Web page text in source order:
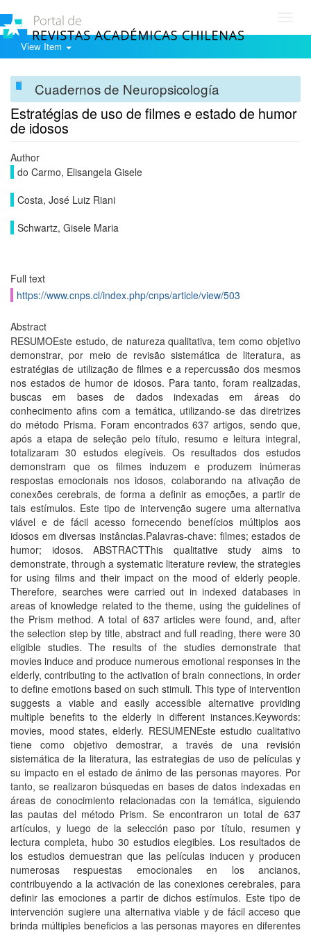
View Item
Cuadernos de Neuropsicología
Estratégias de uso de filmes e estado de humor
de idosos
Author
do Carmo, Elisangela Gisele
Costa, José Luiz Riani
Schwartz, Gisele Maria
Full text
https://www.cnps.cl/index.php/cnps/article/view/503
Abstract
RESUMOEste estudo, de natureza qualitativa, tem como objetivo
demonstrar, por meio de revisão sistemática de literatura, as
estratégias de utilização de filmes e a repercussão dos mesmos
nos estados de humor de idosos. Para tanto, foram realizadas,
buscas em bases de dados indexadas em áreas do
conhecimento afins com a temática, utilizando-se das diretrizes
do método Prisma. Foram encontrados 637 artigos, sendo que,
após a etapa de seleção pelo título, resumo e leitura integral,
totalizaram 30 estudos elegíveis. Os resultados dos estudos
demonstram que os filmes induzem e produzem inúmeras
respostas emocionais nos idosos, colaborando na ativação de
conexões cerebrais, de forma a definir as emoções, a partir de
tais estímulos. Este tipo de intervenção sugere uma alternativa
viável e de fácil acesso fornecendo benefícios múltiplos aos
idosos em diversas instâncias.Palavras-chave: filmes; estados de
humor; idosos. ABSTRACTThis qualitative study aims to
demonstrate, through a systematic literature review, the strategies
for using films and their impact on the mood of elderly people.
Therefore, searches were carried out in indexed databases in
areas of knowledge related to the theme, using the guidelines of
the Prism method. A total of 637 articles were found, and, after
the selection step by title, abstract and full reading, there were 30
eligible studies. The results of the studies demonstrate that
movies induce and produce numerous emotional responses in the
elderly, contributing to the activation of brain connections, in order
to define emotions based on such stimuli. This type of intervention
suggests a viable and easily accessible alternative providing
multiple benefits to the elderly in different instances.Keywords:
movies, mood states, elderly. RESUMENEste estudio cualitativo
tiene como objetivo demostrar, a través de una revisión
sistemática de la literatura, las estrategias de uso de películas y
su impacto en el estado de ánimo de las personas mayores. Por
tanto, se realizaron búsquedas en bases de datos indexadas en
áreas de conocimiento relacionadas con la temática, siguiendo
las pautas del método Prism. Se encontraron un total de 637
artículos, y luego de la selección paso por título, resumen y
lectura completa, hubo 30 estudios elegibles. Los resultados de
los estudios demuestran que las películas inducen y producen
numerosas respuestas emocionales en los ancianos,
contribuyendo a la activación de las conexiones cerebrales, para
definir las emociones a partir de dichos estímulos. Este tipo de
intervención sugiere una alternativa viable y de fácil acceso que
brinda múltiples beneficios a las personas mayores en diferentes